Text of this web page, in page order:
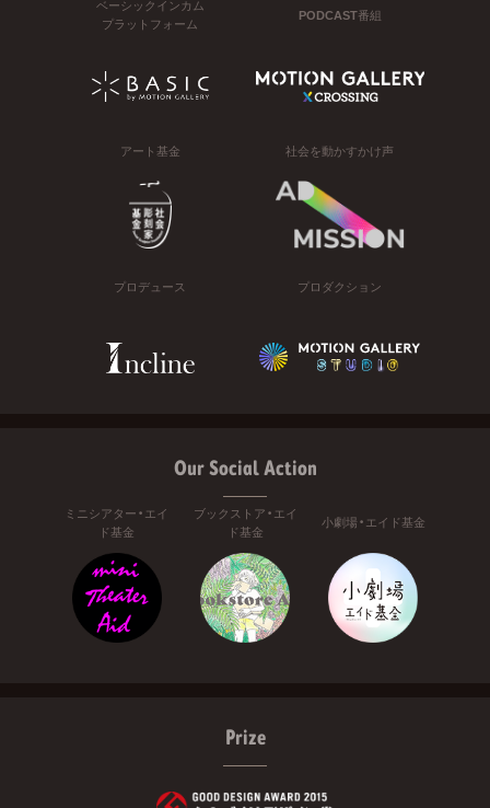
ベーシックインカム
プラットフォーム
PODCAST番組
アート基金 社会を動かすかけ声
プロデュース プロダクション
Our Social Action
ミニシアター・エイ
ド基金
ブックストア・エイ
ド基金
小劇場・エイド基金
Prize